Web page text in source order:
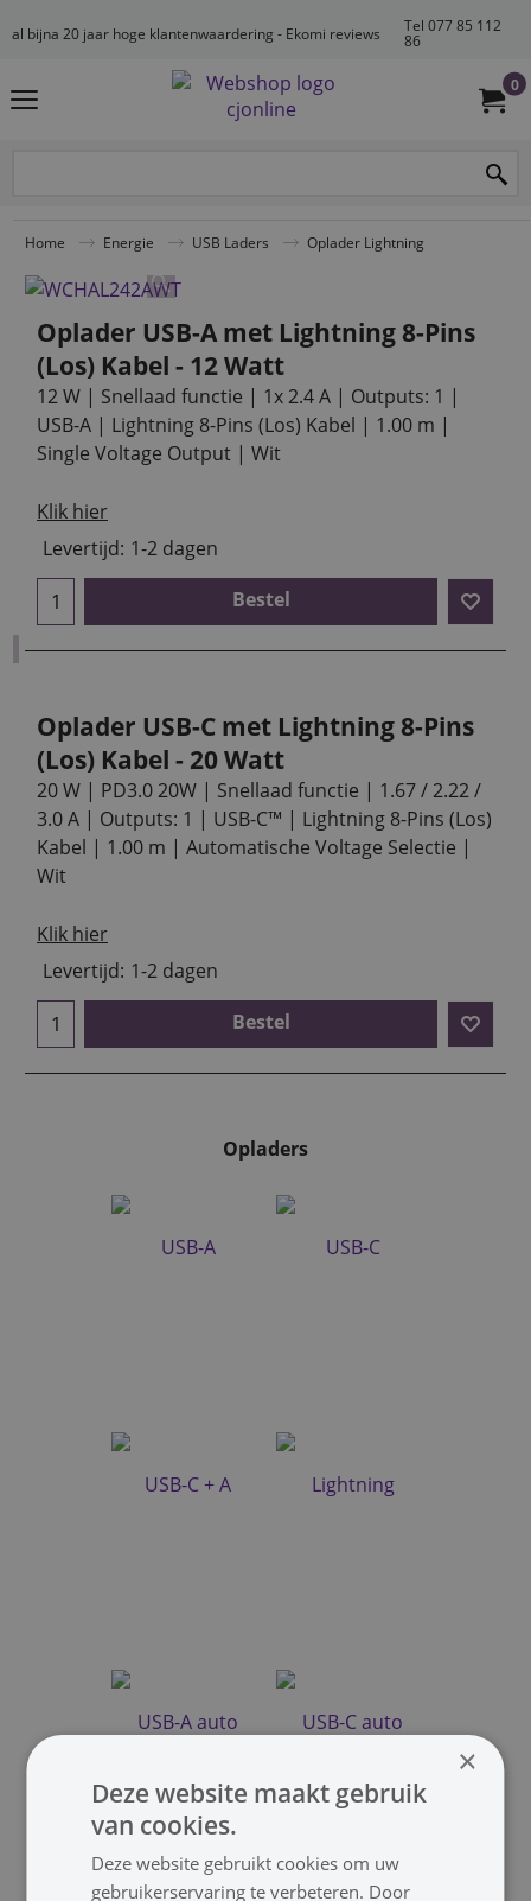
al bijna 20 jaar hoge klantenwaardering - Ekomi reviews
Tel 077 85 112
86
0
Home Energie USB Laders Oplader Lightning
Oplader USB-A met Lightning 8-Pins
(Los) Kabel - 12 Watt
12 W | Snellaad functie | 1x 2.4 A | Outputs: 1 |
USB-A | Lightning 8-Pins (Los) Kabel | 1.00 m |
Single Voltage Output | Wit
Klik hier
Levertijd: 1-2 dagen
Bestel
Oplader USB-C met Lightning 8-Pins
(Los) Kabel - 20 Watt
20 W | PD3.0 20W | Snellaad functie | 1.67 / 2.22 /
3.0 A | Outputs: 1 | USB-C™ | Lightning 8-Pins (Los)
Kabel | 1.00 m | Automatische Voltage Selectie |
Wit
Klik hier
Levertijd: 1-2 dagen
Bestel
Opladers
USB-A USB-C
USB-C + A Lightning
USB-A auto USB-C auto
×
Deze website maakt gebruik
van cookies.
Deze website gebruikt cookies om uw
gebruikerservaring te verbeteren. Door